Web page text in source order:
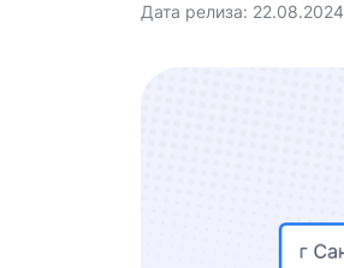
Дата релиза: 22.08.2024